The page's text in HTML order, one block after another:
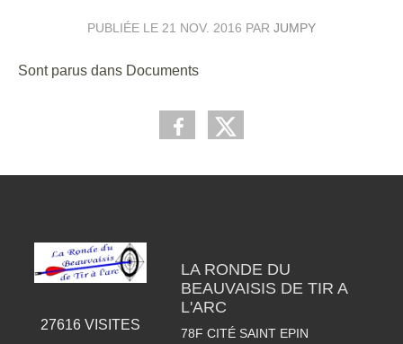
PUBLIÉE LE 21 NOV. 2016 PAR JUMPY
Sont parus dans Documents
27616VISITES
LA RONDE DU
BEAUVAISIS DE TIR A
L'ARC
78F CITÉ SAINT EPIN